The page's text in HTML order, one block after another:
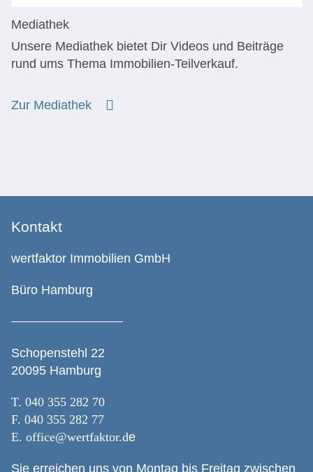
Mediathek
Unsere Mediathek bietet Dir Videos und Beiträge
rund ums Thema Immobilien-Teilverkauf.
Zur Mediathek
Kontakt
wertfaktor Immobilien GmbH
Büro Hamburg
Schopenstehl 22
20095 Hamburg
T. 040 355 282 70
F. 040 355 282 77
E. office@wertfaktor.de
Sie erreichen uns von Montag bis Freitag zwischen